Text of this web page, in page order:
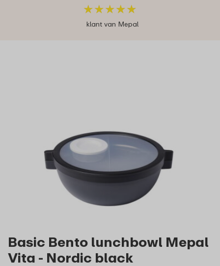
★★★★★
★★★★★
klant van Mepal
Basic Bento lunchbowl Mepal
Vita - Nordic black